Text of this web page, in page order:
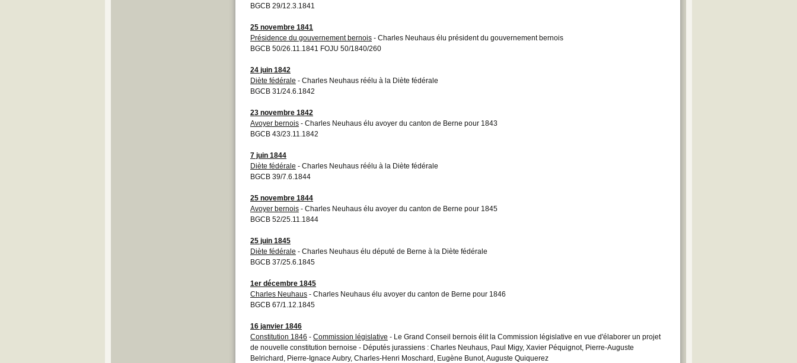
BGCB 29/12.3.1841
25 novembre 1841
Présidence du gouvernement bernois - Charles Neuhaus élu président du gouvernement bernois
BGCB 50/26.11.1841 FOJU 50/1840/260
24 juin 1842
Diète fédérale - Charles Neuhaus réélu à la Diète fédérale
BGCB 31/24.6.1842
23 novembre 1842
Avoyer bernois - Charles Neuhaus élu avoyer du canton de Berne pour 1843
BGCB 43/23.11.1842
7 juin 1844
Diète fédérale - Charles Neuhaus réélu à la Diète fédérale
BGCB 39/7.6.1844
25 novembre 1844
Avoyer bernois - Charles Neuhaus élu avoyer du canton de Berne pour 1845
BGCB 52/25.11.1844
25 juin 1845
Diète fédérale - Charles Neuhaus élu député de Berne à la Diète fédérale
BGCB 37/25.6.1845
1er décembre 1845
Charles Neuhaus - Charles Neuhaus élu avoyer du canton de Berne pour 1846
BGCB 67/1.12.1845
16 janvier 1846
Constitution 1846 - Commission législative - Le Grand Conseil bernois élit la Commission législative en vue d'élaborer un projet
de nouvelle constitution bernoise - Députés jurassiens : Charles Neuhaus, Paul Migy, Xavier Péquignot, Pierre-Auguste
Belrichard, Pierre-Ignace Aubry, Charles-Henri Moschard, Eugène Bunot, Auguste Quiquerez